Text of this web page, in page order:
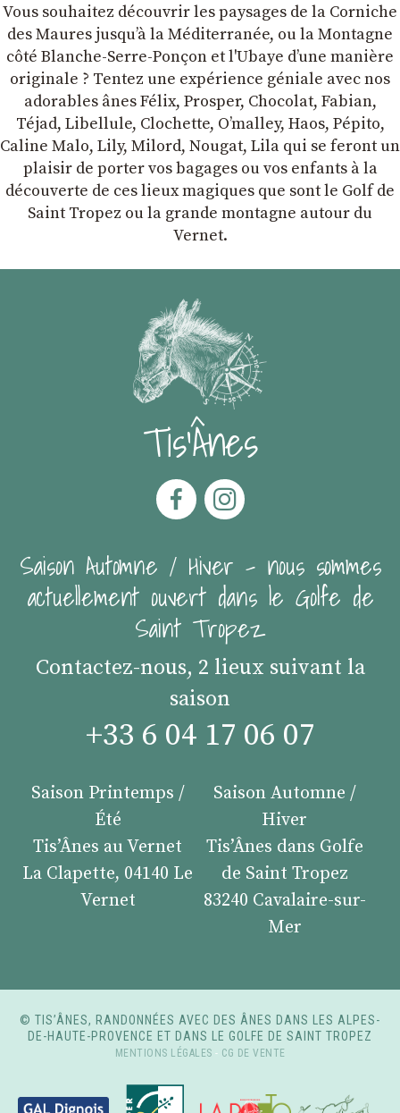
Vous souhaitez découvrir les paysages de la Corniche
des Maures jusqu’à la Méditerranée, ou la Montagne
côté Blanche-Serre-Ponçon et l'Ubaye dʼune manière
originale ? Tentez une expérience géniale avec nos
adorables ânes Félix, Prosper, Chocolat, Fabian,
Téjad, Libellule, Clochette, Oʼmalley, Haos, Pépito,
Caline Malo, Lily, Milord, Nougat, Lila qui se feront un
plaisir de porter vos bagages ou vos enfants à la
découverte de ces lieux magiques que sont le Golf de
Saint Tropez ou la grande montagne autour du
Vernet.
Tis'Ânes
Saison Automne / Hiver - nous sommes
actuellement ouvert dans le Golfe de
Saint Tropez
Contactez-nous, 2 lieux suivant la
saison
+33 6 04 17 06 07
Saison Printemps /
Été
Tis’Ânes au Vernet
La Clapette, 04140 Le
Vernet
Saison Automne /
Hiver
Tis’Ânes dans Golfe
de Saint Tropez
83240 Cavalaire-sur-
Mer
© TIS’ÂNES, RANDONNÉES AVEC DES ÂNES DANS LES ALPES-
DE-HAUTE-PROVENCE ET DANS LE GOLFE DE SAINT TROPEZ
MENTIONS LÉGALES - CG DE VENTE